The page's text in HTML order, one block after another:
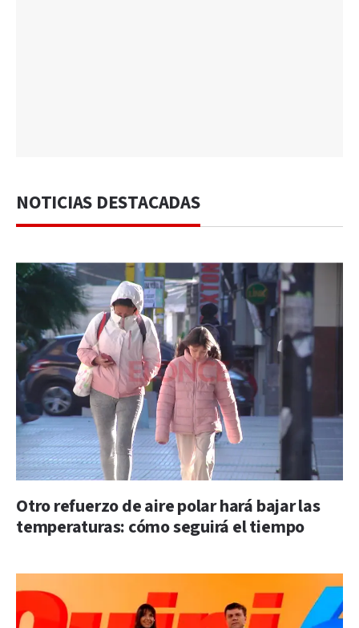
NOTICIAS DESTACADAS
Otro refuerzo de aire polar hará bajar las
temperaturas: cómo seguirá el tiempo